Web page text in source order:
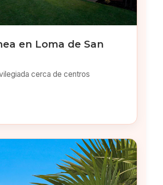
en Loma de San
cerca de centros